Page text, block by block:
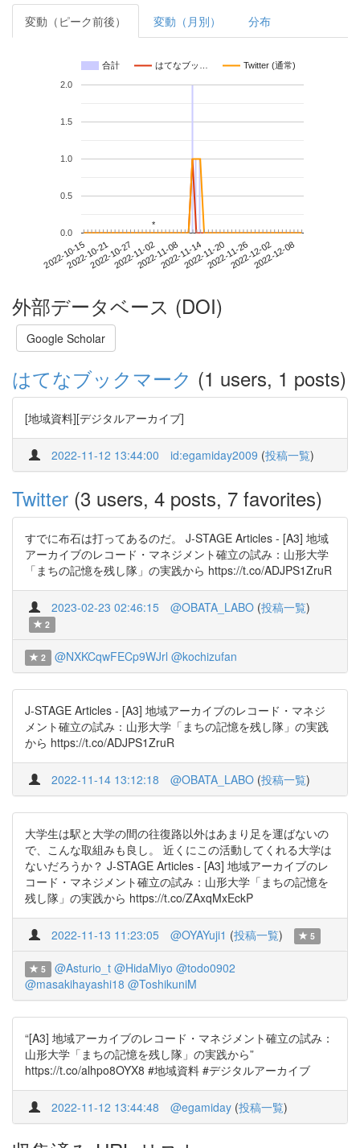
変動（ピーク前後） 変動（月別） 分布
合計 はてなブッ… Twitter (通常)
2022-10-152022-10-212022-10-272022-11-022022-11-082022-11-142022-11-202022-11-262022-12-022022-12-08
0.0
0.5
1.0
1.5
2.0
**
外部データベース (DOI)
Google Scholar
はてなブックマーク (1 users, 1 posts)
[地域資料][デジタルアーカイブ]
2022-11-12 13:44:00 id:egamiday2009 (投稿一覧)
Twitter (3 users, 4 posts, 7 favorites)
すでに布石は打ってあるのだ。 J-STAGE Articles - [A3] 地域
アーカイブのレコード・マネジメント確立の試み：山形大学
「まちの記憶を残し隊」の実践から https://t.co/ADJPS1ZruR
2023-02-23 02:46:15 @OBATA_LABO (投稿一覧)
2
2 @NXKCqwFECp9WJrl @kochizufan
J-STAGE Articles - [A3] 地域アーカイブのレコード・マネジ
メント確立の試み：山形大学「まちの記憶を残し隊」の実践
から https://t.co/ADJPS1ZruR
2022-11-14 13:12:18 @OBATA_LABO (投稿一覧)
大学生は駅と大学の間の往復路以外はあまり足を運ばないの
で、こんな取組みも良し。 近くにこの活動してくれる大学は
ないだろうか？ J-STAGE Articles - [A3] 地域アーカイブのレ
コード・マネジメント確立の試み：山形大学「まちの記憶を
残し隊」の実践から https://t.co/ZAxqMxEckP
2022-11-13 11:23:05 @OYAYuji1 (投稿一覧) 5
5 @Asturio_t @HidaMiyo @todo0902
@masakihayashi18 @ToshikuniM
“[A3] 地域アーカイブのレコード・マネジメント確立の試み：
山形大学「まちの記憶を残し隊」の実践から”
https://t.co/alhpo8OYX8 #地域資料 #デジタルアーカイブ
2022-11-12 13:44:48 @egamiday (投稿一覧)